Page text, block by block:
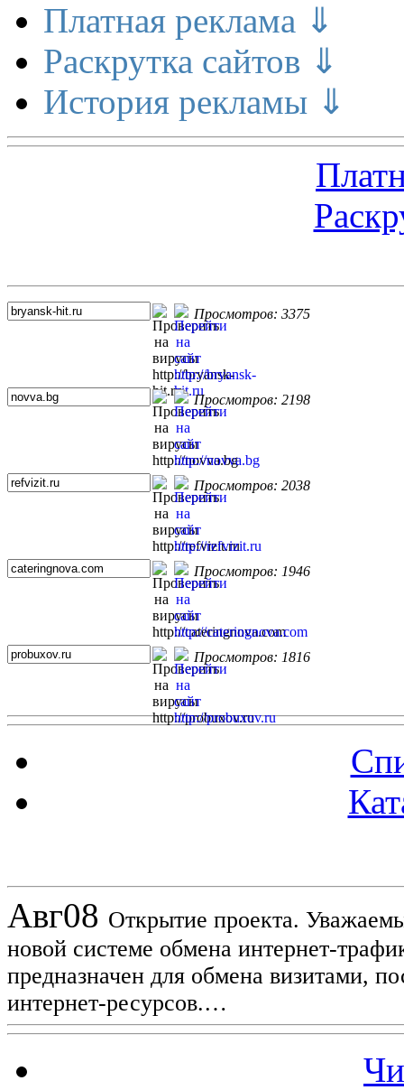
Платная реклама ⇓
Раскрутка сайтов ⇓
История рекламы ⇓
Просмотров: 3375
Просмотров: 2198
Просмотров: 2038
Просмотров: 1946
Просмотров: 1816
Авг08 Открытие проекта.
новой системе обмена интернет-
предназначен для обмена визитами,
интернет-ресурсов.…